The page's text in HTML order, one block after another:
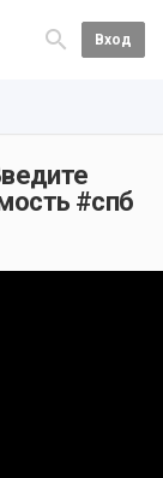
Вход
#спб